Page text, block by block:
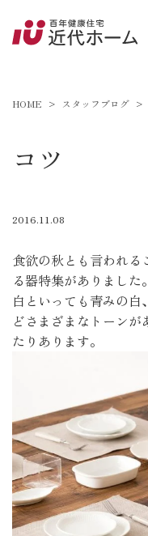
HOME スタッフブログ
コツ
2016.11.08
食欲の秋とも言われる
る器特集がありまし
白といっても青みの
どさまざまなトーンが
たりあります。